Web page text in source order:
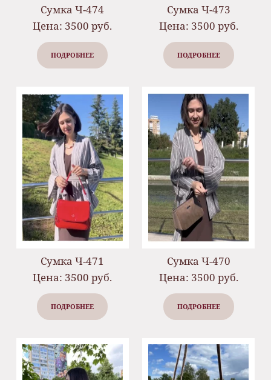
Сумка Ч-474
Цена: 3500 руб.
ПОДРОБНЕЕ
Сумка Ч-473
Цена: 3500 руб.
ПОДРОБНЕЕ
Сумка Ч-471
Цена: 3500 руб.
ПОДРОБНЕЕ
Сумка Ч-470
Цена: 3500 руб.
ПОДРОБНЕЕ